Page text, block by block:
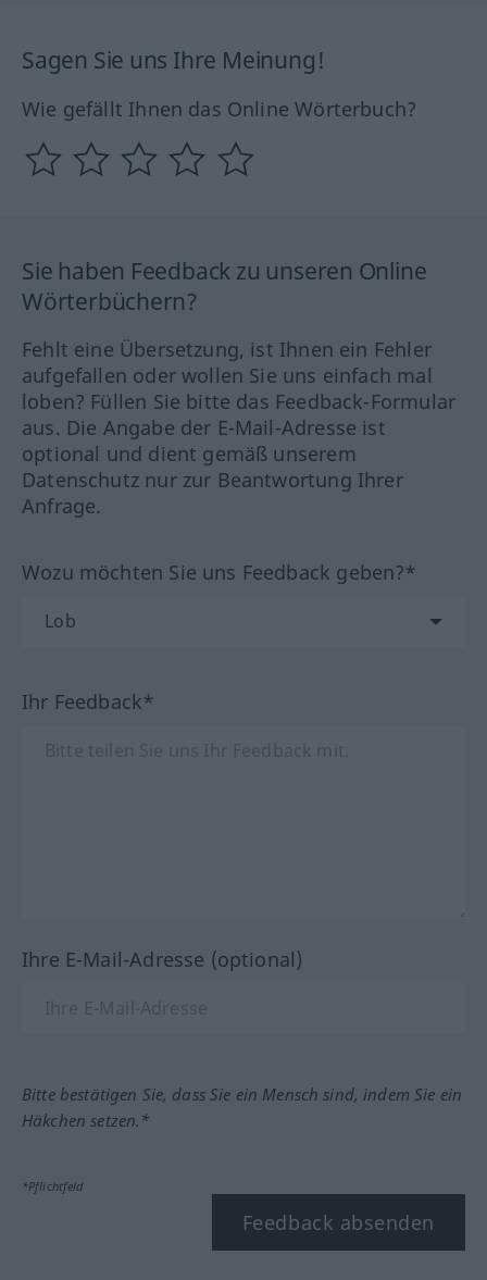
Sagen Sie uns Ihre Meinung!
Wie gefällt Ihnen das Online Wörterbuch?
Sie haben Feedback zu unseren Online
Wörterbüchern?
Fehlt eine Übersetzung, ist Ihnen ein Fehler
aufgefallen oder wollen Sie uns einfach mal
loben? Füllen Sie bitte das Feedback-Formular
aus. Die Angabe der E-Mail-Adresse ist
optional und dient gemäß unserem
Datenschutz nur zur Beantwortung Ihrer
Anfrage.
Wozu möchten Sie uns Feedback geben?*
Ihr Feedback*
Ihre E-Mail-Adresse (optional)
Bitte bestätigen Sie, dass Sie ein Mensch sind, indem Sie ein
Häkchen setzen.*
*Pflichtfeld
Feedback absenden